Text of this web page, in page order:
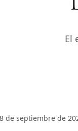
El
de septiembre de